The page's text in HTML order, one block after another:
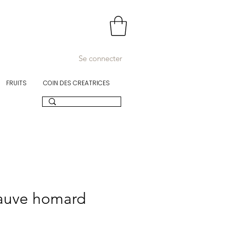
Se connecter
FRUITS COIN DES CREATRICES
homard